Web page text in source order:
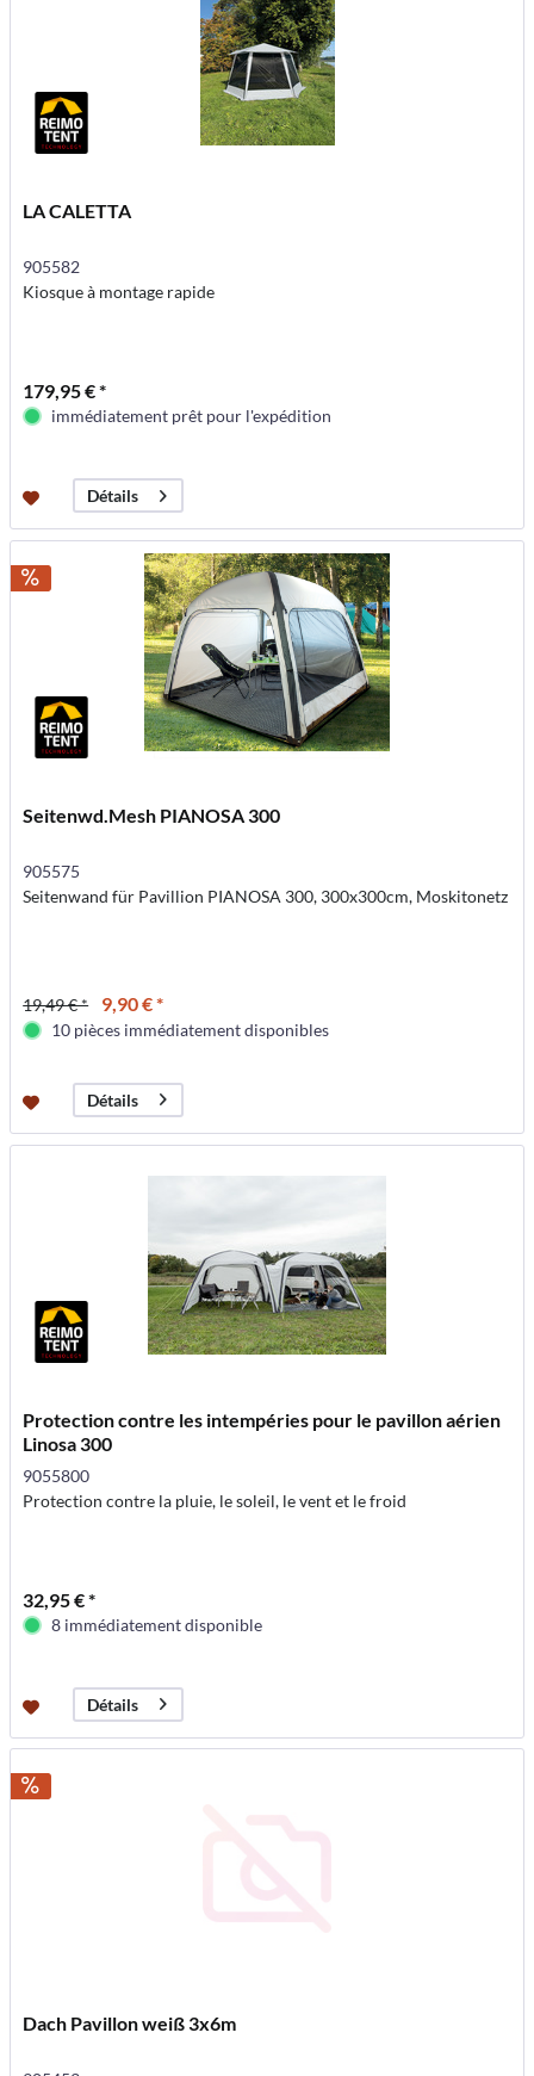
LA CALETTA
905582
Kiosque à montage rapide
179,95 € *
immédiatement prêt pour l'expédition
Détails
Seitenwd.Mesh PIANOSA 300
905575
Seitenwand für Pavillion PIANOSA 300, 300x300cm, Moskitonetz
19,49 € * 9,90 € *
10 pièces immédiatement disponibles
Détails
Protection contre les intempéries pour le pavillon aérien
Linosa 300
9055800
Protection contre la pluie, le soleil, le vent et le froid
32,95 € *
8 immédiatement disponible
Détails
Dach Pavillon weiß 3x6m